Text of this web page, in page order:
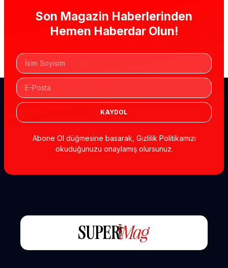
Son Magazin Haberlerinden
Hemen Haberdar Olun!
KAYDOL
Abone Ol düğmesine basarak, Gizlilik Politikamızı
okuduğunuzu onaylamış olursunuz.